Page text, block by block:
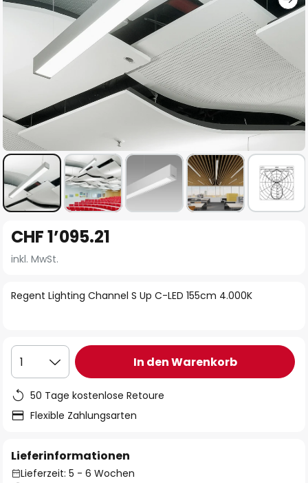
Anfang
der
springen
Regent Lighting Channel S Up C-LED 155cm 4.000K
CHF 1’095.21
inkl. MwSt.
1 In den Warenkorb
50 Tage kostenlose Retoure
Flexible Zahlungsarten
Lieferinformationen
Lieferzeit: 5 - 6 Wochen